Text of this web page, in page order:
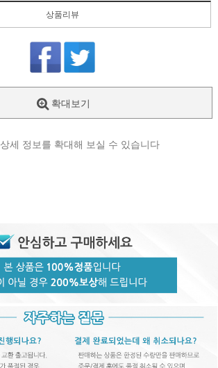
상품리뷰
확대보기
상세 정보를 확대해 보실 수 있습니다